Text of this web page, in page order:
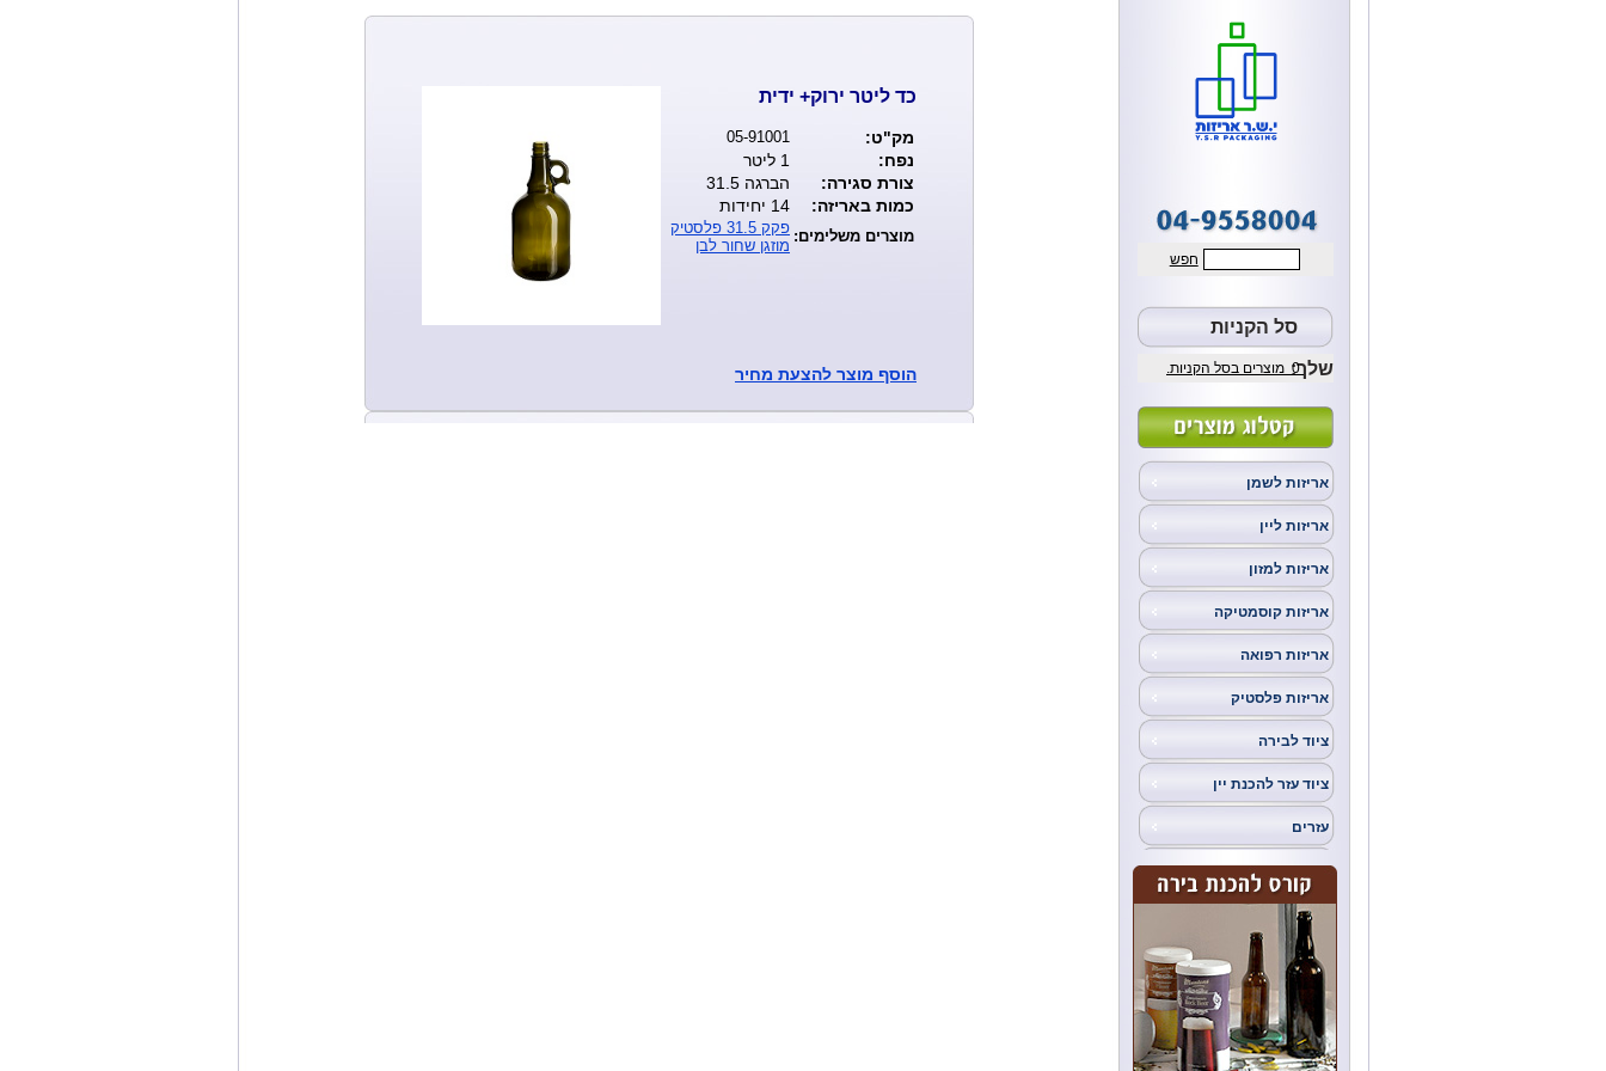
חפש
סל הקניות
שלך:
0 מוצרים בסל הקניות.
אריזות לשמן
אריזות ליין
אריזות למזון
אריזות קוסמטיקה
אריזות רפואה
אריזות פלסטיק
ציוד לבירה
ציוד עזר להכנת יין
עזרים
כד ליטר ירוק+ ידית
מק"ט: 05-91001
נפח:
1 ליטר
צורת סגירה:
הברגה 31.5
כמות באריזה:
14 יחידות
מוצרים משלימים: פקק 31.5 פלסטיק
מוזגן שחור לבן
הוסף מוצר להצעת מחיר